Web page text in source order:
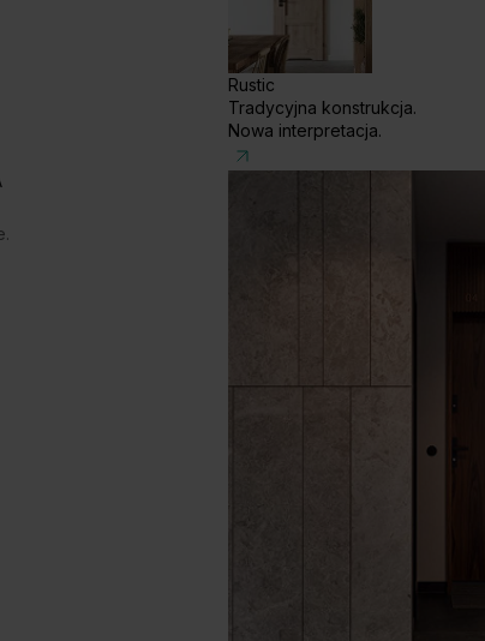
Rustic
Tradycyjna konstrukcja.
Nowa interpretacja.